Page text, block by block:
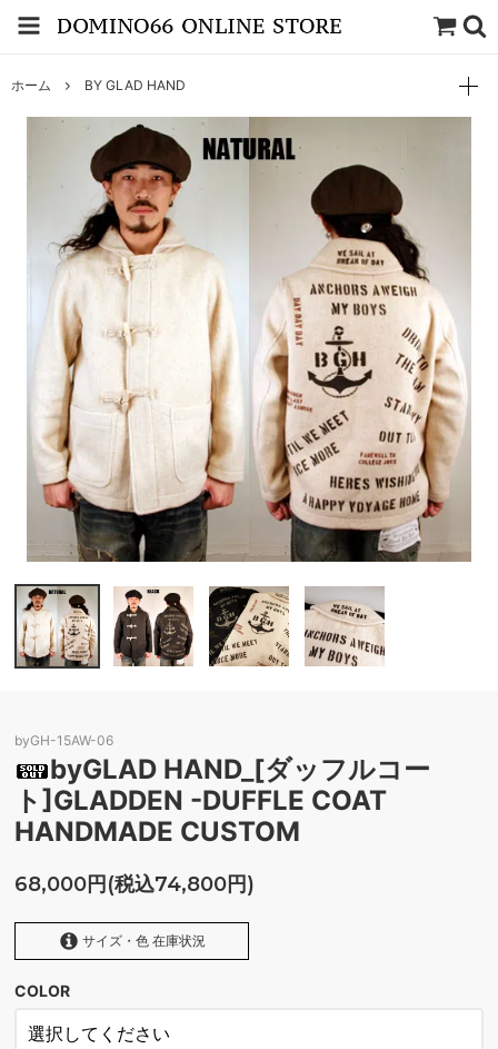
ホーム BY GLAD HAND
byGH-15AW-06
byGLAD HAND_[ダッフルコー
ト]GLADDEN -DUFFLE COAT
HANDMADE CUSTOM
68,000円(税込74,800円)
サイズ・色 在庫状況
COLOR